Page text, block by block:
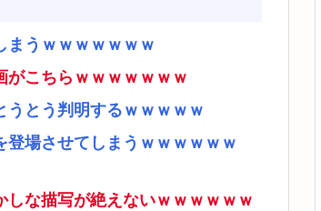
まうｗｗｗｗｗｗｗ
こちらｗｗｗｗｗｗｗ
うとう判明するｗｗｗｗｗ
登場させてしまうｗｗｗｗｗｗ
しな描写が絶えないｗｗｗｗｗｗ